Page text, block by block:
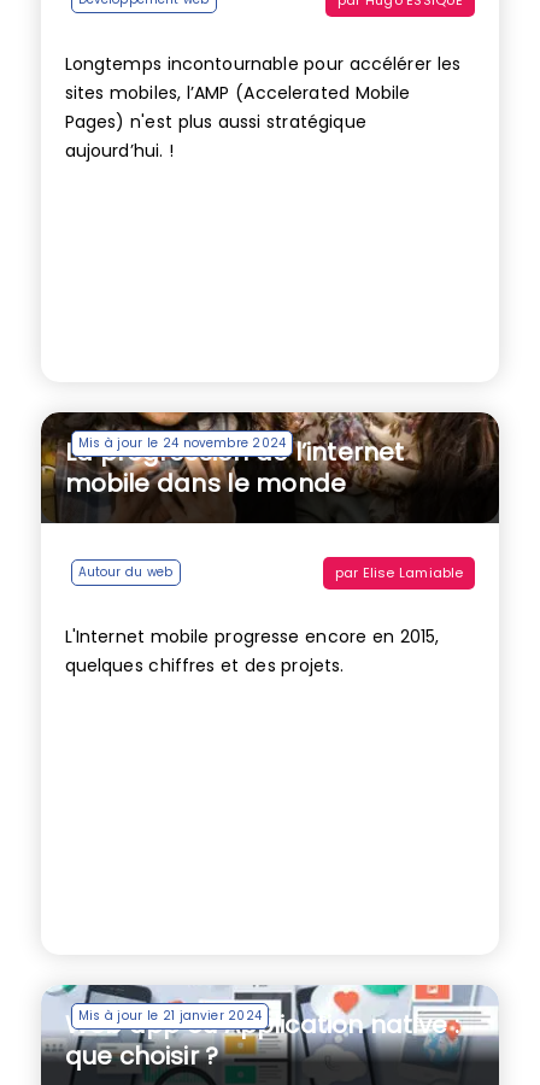
Longtemps incontournable pour accélérer les
sites mobiles, l’AMP (Accelerated Mobile
Pages) n'est plus aussi stratégique
aujourd’hui. !
Mis à jour le 24 novembre 2024
La progression de l’internet
mobile dans le monde
Autour du web par Elise Lamiable
L'Internet mobile progresse encore en 2015,
quelques chiffres et des projets.
Mis à jour le 21 janvier 2024
Web app ou Application native :
que choisir ?